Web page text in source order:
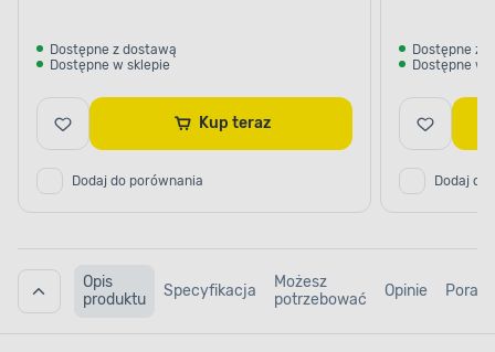
Dostępne z dostawą
Dostępne w sklepie
Kup teraz
Dodaj do porównania
Dostępne z
Dostępne w
Dodaj do
Opis
produktu
Specyfikacja
Możesz
potrzebować
Opinie Porady